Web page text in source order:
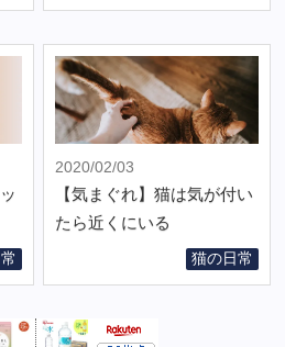
2020/02/03
【気まぐれ】猫は気が付い
たら近くにいる
猫の日常